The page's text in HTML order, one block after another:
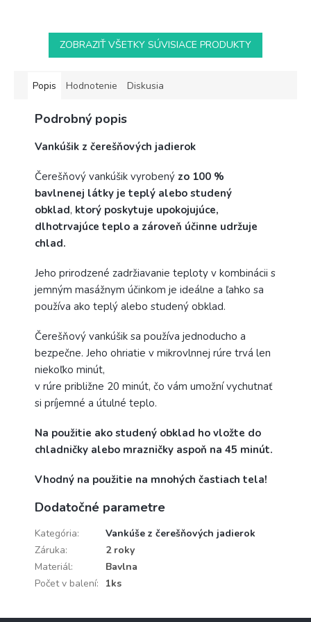
ZOBRAZIŤ VŠETKY SÚVISIACE PRODUKTY
Popis Hodnotenie Diskusia
Podrobný popis
Vankúšik z čerešňových jadierok
Čerešňový vankúšik vyrobený zo 100 %
bavlnenej látky je teplý alebo studený
obklad, ktorý poskytuje upokojujúce,
dlhotrvajúce teplo a zároveň účinne udržuje
chlad.
Jeho prirodzené zadržiavanie teploty v kombinácii s
jemným masážnym účinkom je ideálne a ľahko sa
používa ako teplý alebo studený obklad.
Čerešňový vankúšik sa používa jednoducho a
bezpečne. Jeho ohriatie v mikrovlnnej rúre trvá len
niekoľko minút,
v rúre približne 20 minút, čo vám umožní vychutnať
si príjemné a útulné teplo.
Na použitie ako studený obklad ho vložte do
chladničky alebo mrazničky aspoň na 45 minút.
Vhodný na použitie na mnohých častiach tela!
Dodatočné parametre
Kategória:
Vankúše z čerešňových jadierok
Záruka:
2 roky
Materiál:
Bavlna
Počet v balení: 1ks